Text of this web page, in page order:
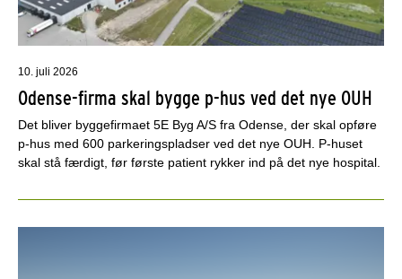
10. juli 2026
Odense-firma skal bygge p-hus ved det nye OUH
Det bliver byggefirmaet 5E Byg A/S fra Odense, der skal opføre
p-hus med 600 parkeringspladser ved det nye OUH. P-huset
skal stå færdigt, før første patient rykker ind på det nye hospital.